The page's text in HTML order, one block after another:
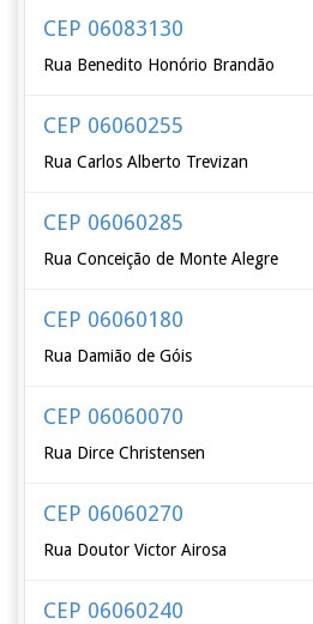
CEP 06083130
Rua Benedito Honório Brandão
CEP 06060255
Rua Carlos Alberto Trevizan
CEP 06060285
Rua Conceição de Monte Alegre
CEP 06060180
Rua Damião de Góis
CEP 06060070
Rua Dirce Christensen
CEP 06060270
Rua Doutor Victor Airosa
CEP 06060240